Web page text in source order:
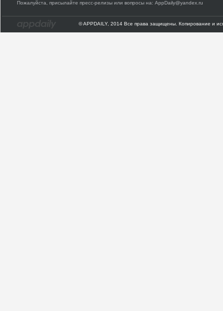
Пожалуйста, присылайте пресс-релизы или вопросы на: AppDaily@yandex.ru
© APPDAILY, 2014 Все права защищены. Копирование и